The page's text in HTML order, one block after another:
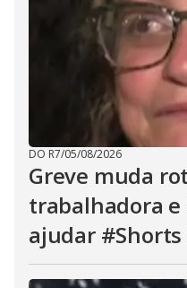
DO R7/05/08/2026
Greve muda
trabalhadora
ajudar